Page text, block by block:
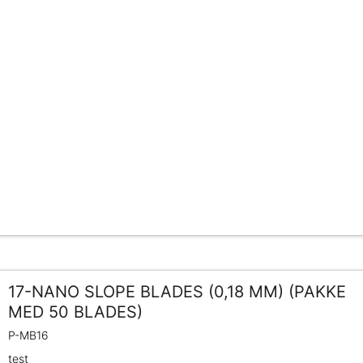
17-NANO SLOPE BLADES (0,18 MM) (PAKKE
MED 50 BLADES)
P-MB16
test